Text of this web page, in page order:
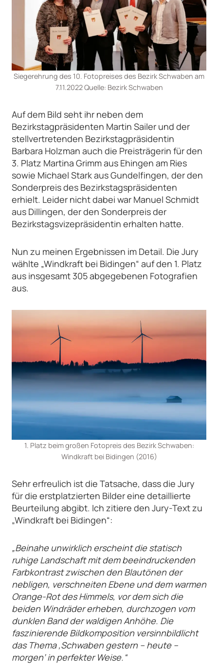
Siegerehrung des 10. Fotopreises des Bezirk Schwaben am
7.11.2022 Quelle: Bezirk Schwaben
Auf dem Bild seht ihr neben dem
Bezirkstagpräsidenten Martin Sailer und der
stellvertretenden Bezirkstagpräsidentin
Barbara Holzman auch die Preisträgerin für den
3. Platz Martina Grimm aus Ehingen am Ries
sowie Michael Stark aus Gundelfingen, der den
Sonderpreis des Bezirkstagspräsidenten
erhielt. Leider nicht dabei war Manuel Schmidt
aus Dillingen, der den Sonderpreis der
Bezirkstagsvizepräsidentin erhalten hatte.
Nun zu meinen Ergebnissen im Detail. Die Jury
wählte „Windkraft bei Bidingen“ auf den 1. Platz
aus insgesamt 305 abgegebenen Fotografien
aus.
1. Platz beim großen Fotopreis des Bezirk Schwaben:
Windkraft bei Bidingen (2016)
Sehr erfreulich ist die Tatsache, dass die Jury
für die erstplatzierten Bilder eine detaillierte
Beurteilung abgibt. Ich zitiere den Jury-Text zu
„Windkraft bei Bidingen“:
„Beinahe unwirklich erscheint die statisch
ruhige Landschaft mit dem beeindruckenden
Farbkontrast zwischen den Blautönen der
nebligen, verschneiten Ebene und dem warmen
Orange-Rot des Himmels, vor dem sich die
beiden Windräder erheben, durchzogen vom
dunklen Band der waldigen Anhöhe. Die
faszinierende Bildkomposition versinnbildlicht
das Thema ‚Schwaben gestern – heute –
morgen‘ in perfekter Weise.“